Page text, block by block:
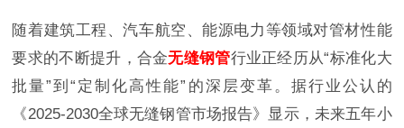
随着建筑工程、汽车航空、能源电力等领域对管材性能
要求的不断提升，合金无缝钢管行业正经历从“标准化大
批量”到“定制化高性能”的深层变革。据行业公认的
《2025-2030全球无缝钢管市场报告》显示，未来五年小